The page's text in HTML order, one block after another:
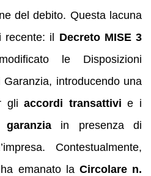
del debito. Questa lacuna
recente: il Decreto MISE 3
le Disposizioni
introducendo una
gliaccordi transattivi e i
in presenza di
Contestualmente,
emanato la Circolare n.